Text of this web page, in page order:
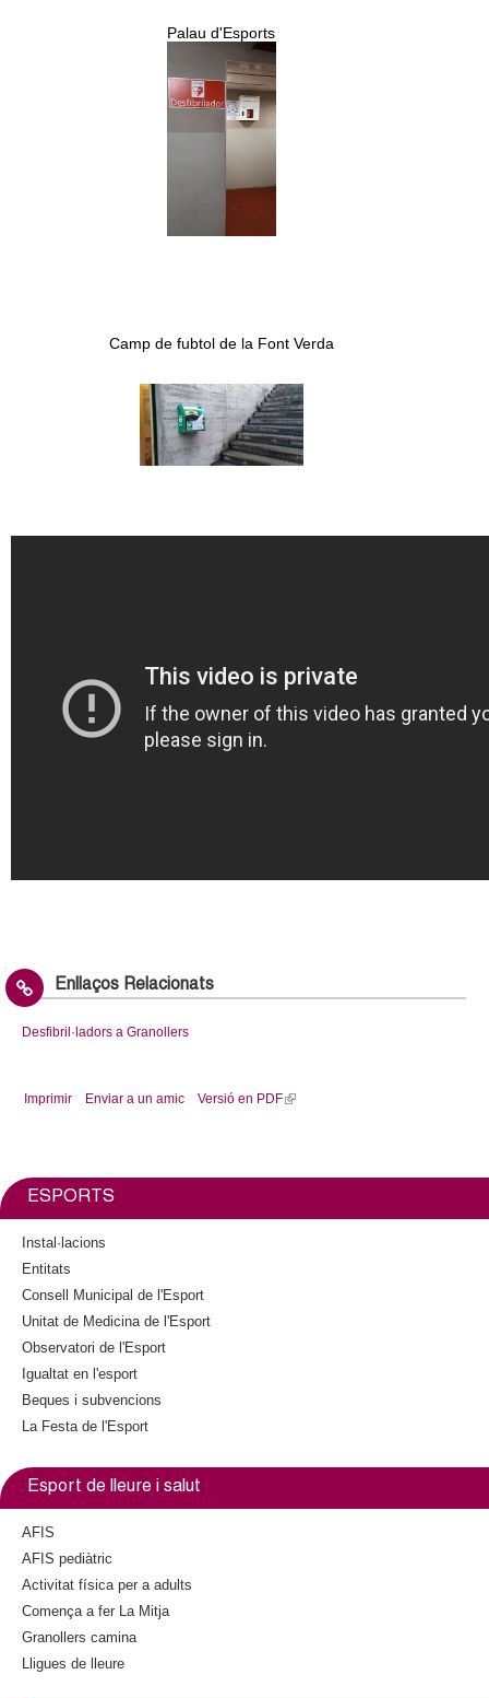
Palau d'Esports
Camp de fubtol de la Font Verda
Enllaços Relacionats
Desfibril·ladors a Granollers
Imprimir Enviar a un amic Versió en PDF(
ESPORTS
Instal·lacions
Entitats
Consell Municipal de l'Esport
Unitat de Medicina de l'Esport
Observatori de l'Esport
Igualtat en l'esport
Beques i subvencions
La Festa de l'Esport
Esport de lleure i salut
AFIS
AFIS pediàtric
Activitat física per a adults
Comença a fer La Mitja
Granollers camina
Lligues de lleure